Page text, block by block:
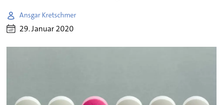
Ansgar Kretschmer
29. Januar 2020